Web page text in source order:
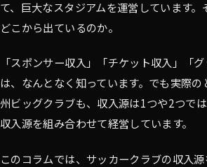
て、巨大なスタジアムを運営しています
どこから出ているのか。
「スポンサー収入」「チケット収入」「
は、なんとなく知っています。でも実際
州ビッグクラブも、収入源は1つや2つで
収入源を組み合わせて経営しています。
このコラムでは、サッカークラブの収入